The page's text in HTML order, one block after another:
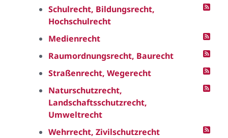
Schulrecht, Bildungsrecht,
Hochschulrecht
Medienrecht
Raumordnungsrecht, Baurecht
Straßenrecht, Wegerecht
Naturschutzrecht,
Landschaftsschutzrecht,
Umweltrecht
Wehrrecht, Zivilschutzrecht